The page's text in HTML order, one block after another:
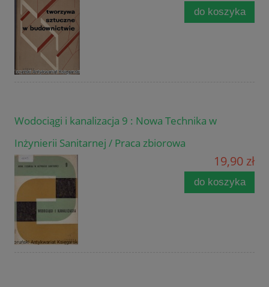
do koszyka
Wodociągi i kanalizacja 9 : Nowa Technika w
Inżynierii Sanitarnej / Praca zbiorowa
19,90 zł
do koszyka